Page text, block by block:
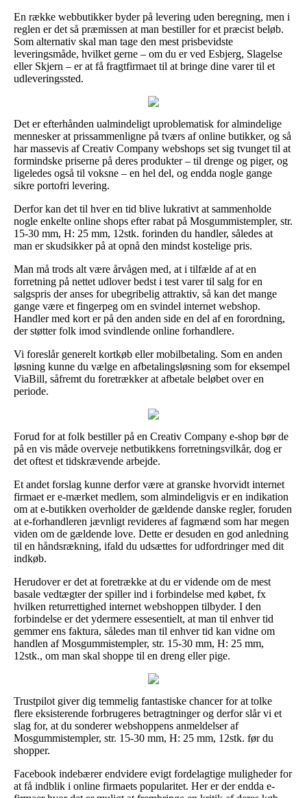
En række webbutikker byder på levering uden beregning, men i
reglen er det så præmissen at man bestiller for et præcist beløb.
Som alternativ skal man tage den mest prisbevidste
leveringsmåde, hvilket gerne – om du er ved Esbjerg, Slagelse
eller Skjern – er at få fragtfirmaet til at bringe dine varer til et
udleveringssted.
Det er efterhånden ualmindeligt uproblematisk for almindelige
mennesker at prissammenligne på tværs af online butikker, og så
har massevis af Creativ Company webshops set sig tvunget til at
formindske priserne på deres produkter – til drenge og piger, og
ligeledes også til voksne – en hel del, og endda nogle gange
sikre portofri levering.
Derfor kan det til hver en tid blive lukrativt at sammenholde
nogle enkelte online shops efter rabat på Mosgummistempler, str.
15-30 mm, H: 25 mm, 12stk. forinden du handler, således at
man er skudsikker på at opnå den mindst kostelige pris.
Man må trods alt være årvågen med, at i tilfælde af at en
forretning på nettet udlover bedst i test varer til salg for en
salgspris der anses for ubegribelig attraktiv, så kan det mange
gange være et fingerpeg om en svindel internet webshop.
Handler med kort er på den anden side en del af en forordning,
der støtter folk imod svindlende online forhandlere.
Vi foreslår generelt kortkøb eller mobilbetaling. Som en anden
løsning kunne du vælge en afbetalingsløsning som for eksempel
ViaBill, såfremt du foretrækker at afbetale beløbet over en
periode.
Forud for at folk bestiller på en Creativ Company e-shop bør de
på en vis måde overveje netbutikkens forretningsvilkår, dog er
det oftest et tidskrævende arbejde.
Et andet forslag kunne derfor være at granske hvorvidt internet
firmaet er e-mærket medlem, som almindeligvis er en indikation
om at e-butikken overholder de gældende danske regler, foruden
at e-forhandleren jævnligt revideres af fagmænd som har megen
viden om de gældende love. Dette er desuden en god anledning
til en håndsrækning, ifald du udsættes for udfordringer med dit
indkøb.
Herudover er det at foretrække at du er vidende om de mest
basale vedtægter der spiller ind i forbindelse med købet, fx
hvilken returrettighed internet webshoppen tilbyder. I den
forbindelse er det ydermere essesentielt, at man til enhver tid
gemmer ens faktura, således man til enhver tid kan vidne om
handlen af Mosgummistempler, str. 15-30 mm, H: 25 mm,
12stk., om man skal shoppe til en dreng eller pige.
Trustpilot giver dig temmelig fantastiske chancer for at tolke
flere eksisterende forbrugeres betragtninger og derfor slår vi et
slag for, at du sonderer webshoppens anmeldelser af
Mosgummistempler, str. 15-30 mm, H: 25 mm, 12stk. før du
shopper.
Facebook indebærer endvidere evigt fordelagtige muligheder for
at få indblik i online firmaets popularitet. Her er der endda e-